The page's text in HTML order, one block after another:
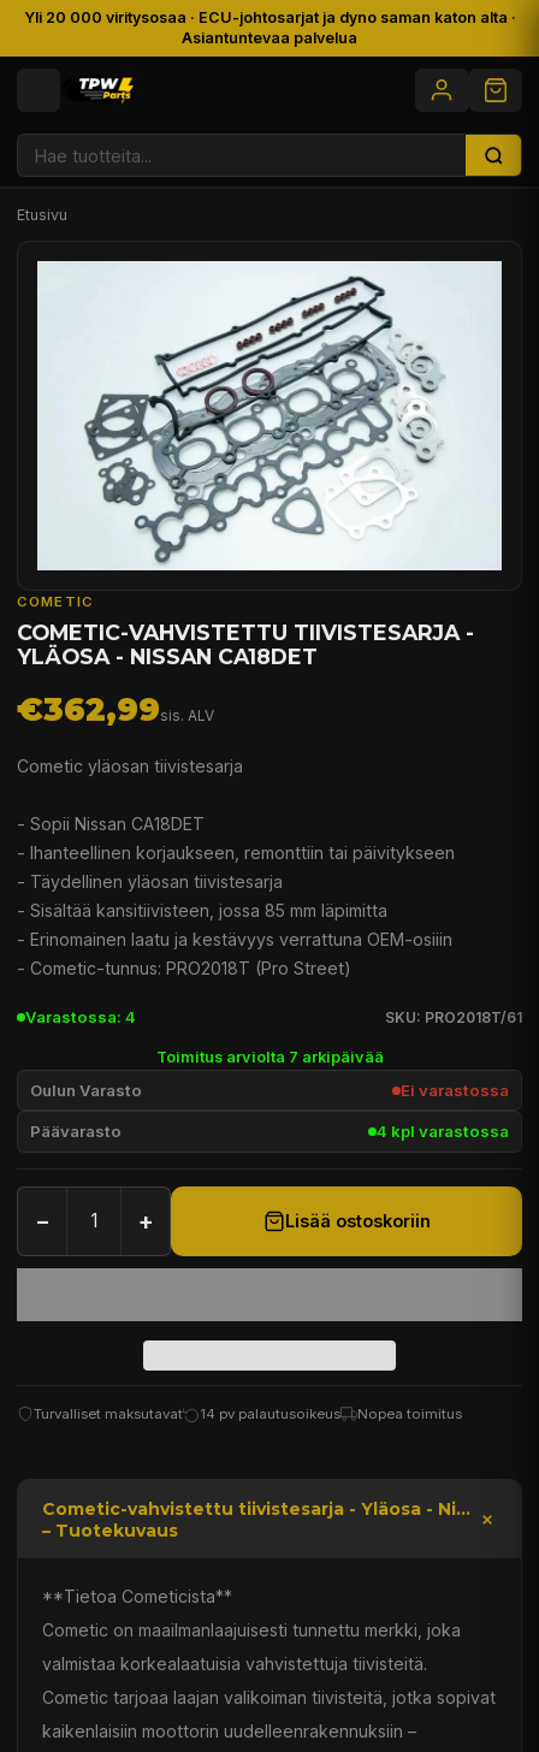
Yli 20 000 viritysosaa · ECU-johtosarjat ja dyno saman katon alta ·
Asiantuntevaa palvelua
Etusivu
COMETIC
COMETIC-VAHVISTETTU TIIVISTESARJA -
YLÄOSA - NISSAN CA18DET
€362,99sis. ALV
Cometic yläosan tiivistesarja
- Sopii Nissan CA18DET
- Ihanteellinen korjaukseen, remonttiin tai päivitykseen
- Täydellinen yläosan tiivistesarja
- Sisältää kansitiivisteen, jossa 85 mm läpimitta
- Erinomainen laatu ja kestävyys verrattuna OEM-osiiin
- Cometic-tunnus: PRO2018T (Pro Street)
Varastossa: 4 SKU: PRO2018T/61
Toimitus arviolta 7 arkipäivää
Oulun Varasto Ei varastossa
Päävarasto 4 kpl varastossa
− + Lisää ostoskoriin
Turvalliset maksutavat 14 pv palautusoikeus Nopea toimitus
Cometic-vahvistettu tiivistesarja - Yläosa - Ni...
– Tuotekuvaus
**Tietoa Cometicista**
Cometic on maailmanlaajuisesti tunnettu merkki, joka
valmistaa korkealaatuisia vahvistettuja tiivisteitä.
Cometic tarjoaa laajan valikoiman tiivisteitä, jotka sopivat
kaikenlaisiin moottorin uudelleenrakennuksiin –